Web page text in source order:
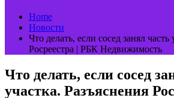
Home
Новости
Что делать, если сосед занял часть
Росреестра | РБК Недвижимость
Что делать, если сосед
участка. Разъяснения